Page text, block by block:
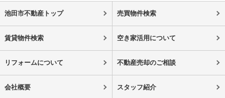
池田市不動産トップ 売買物件検索
賃貸物件検索 空き家活用について
リフォームについて 不動産売却のご相談
会社概要 スタッフ紹介